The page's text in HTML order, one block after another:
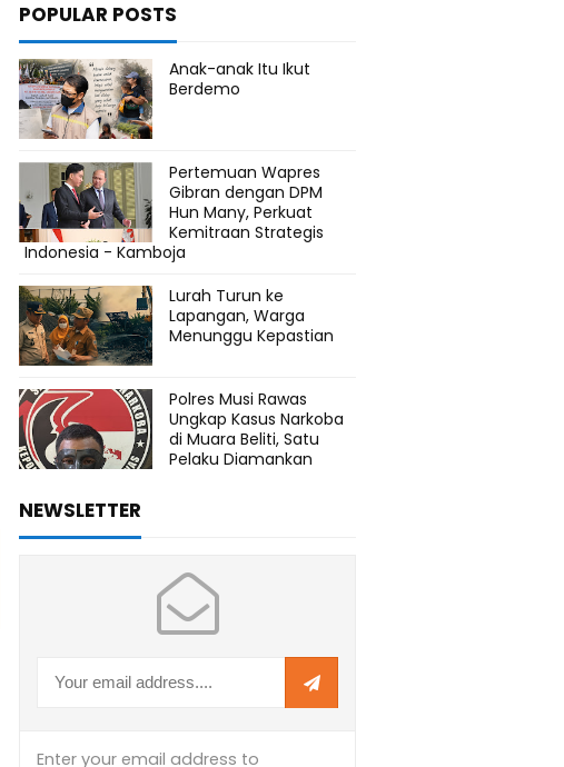
POPULAR POSTS
Anak-anak Itu Ikut
Berdemo
Pertemuan Wapres
Gibran dengan DPM
Hun Many, Perkuat
Kemitraan Strategis
Indonesia - Kamboja
Lurah Turun ke
Lapangan, Warga
Menunggu Kepastian
Polres Musi Rawas
Ungkap Kasus Narkoba
di Muara Beliti, Satu
Pelaku Diamankan
NEWSLETTER